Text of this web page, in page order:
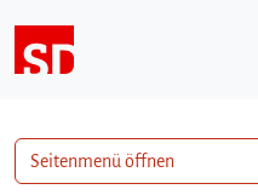
Seitenmenü öffnen